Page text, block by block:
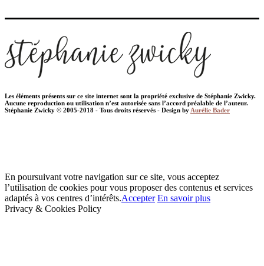
Les éléments présents sur ce site internet sont la propriété exclusive de Stéphanie Zwicky.
Aucune reproduction ou utilisation n’est autorisée sans l’accord préalable de l’auteur.
Stéphanie Zwicky © 2005-2018 - Tous droits réservés - Design byAurélie Bader
En poursuivant votre navigation sur ce site, vous acceptez
l’utilisation de cookies pour vous proposer des contenus et services
adaptés à vos centres d’intérêts.Accepter En savoir plus
Privacy & Cookies Policy